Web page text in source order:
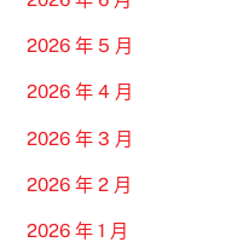
2026 年 5 月
2026 年 4 月
2026 年 3 月
2026 年 2 月
2026 年 1 月